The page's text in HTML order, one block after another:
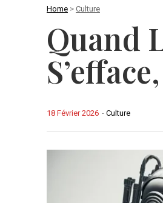
Home > Culture
Quand
- Culture
18 Février 2026